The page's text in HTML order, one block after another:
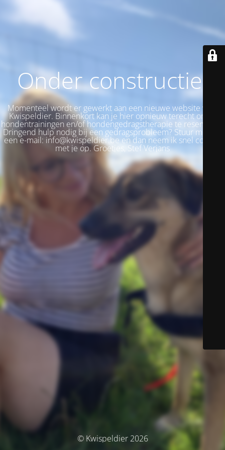
Onder constructie!
Momenteel wordt er gewerkt aan een nieuwe website voor
Kwispeldier. Binnenkort kan je hier opnieuw terecht om je
hondentrainingen en/of hondengedragstherapie te reserveren.
Dringend hulp nodig bij een gedragsprobleem? Stuur me dan
een e-mail: info@kwispeldier.be en dan neem ik snel contact
met je op. Groetjes, Stef Verjans
© Kwispeldier 2026